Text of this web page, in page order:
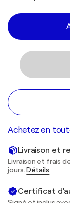
Achetez en
Livraison et
Livraison et frais
jours.Détails
Certificat